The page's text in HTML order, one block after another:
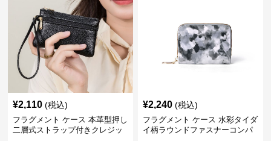
¥2,110 (税込)
フラグメント ケース 本革型押し
二層式ストラップ付きクレジッ
¥2,240 (税込)
フラグメント ケース 水彩タイダ
イ柄ラウンドファスナーコンパ